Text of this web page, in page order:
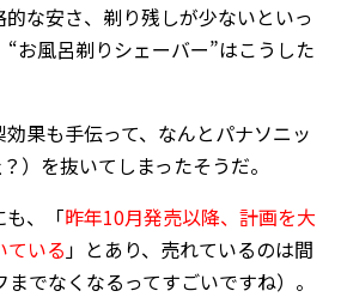
な安さ、剃り残しが少ないといっ
お風呂剃りシェーバー”はこうした
果も手伝って、なんとパナソニッ
）を抜いてしまったそうだ。
も、「昨年10月発売以降、計画を大
ている」とあり、売れているのは間
でなくなるってすごいですね）。